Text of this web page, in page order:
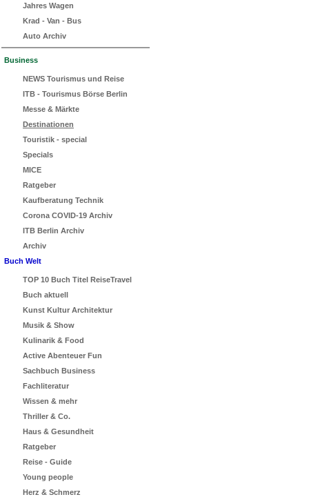
Jahres Wagen
Krad - Van - Bus
Auto Archiv
Business
NEWS Tourismus und Reise
ITB - Tourismus Börse Berlin
Messe & Märkte
Destinationen
Touristik - special
Specials
MICE
Ratgeber
Kaufberatung Technik
Corona COVID-19 Archiv
ITB Berlin Archiv
Archiv
Buch Welt
TOP 10 Buch Titel ReiseTravel
Buch aktuell
Kunst Kultur Architektur
Musik & Show
Kulinarik & Food
Active Abenteuer Fun
Sachbuch Business
Fachliteratur
Wissen & mehr
Thriller & Co.
Haus & Gesundheit
Ratgeber
Reise - Guide
Young people
Herz & Schmerz